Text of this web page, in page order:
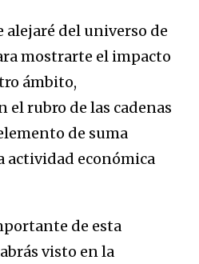
alejaré del universo de
mostrarte el impacto
ámbito,
el rubro de las cadenas
de suma
actividad económica
de esta
visto en la